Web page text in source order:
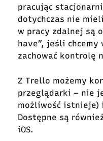
pracując
dotychczas nie
w pracy zdalnej są
have”, jeśli chcemy
zachować kontrolę
Z Trello możemy
przeglądarki – nie
możliwość
Dostępne są
iOS.